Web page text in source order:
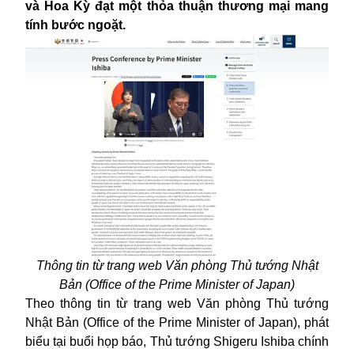
và Hoa Kỳ đạt một thỏa thuận thương mại mang
tính bước ngoặt.
Thông tin từ trang web Văn phòng Thủ tướng Nhật
Bản (Office of the Prime Minister of Japan)
Theo thông tin từ trang web Văn phòng Thủ tướng
Nhật Bản (Office of the Prime Minister of Japan), phát
biểu tại buổi họp báo, Thủ tướng Shigeru Ishiba chính